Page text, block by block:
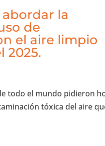
la
de
el aire limpio
2025.
todo el mundo pidieron
tóxica del aire